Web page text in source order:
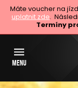
Máte voucher na
uplatnit zde.
Termíny
MENU